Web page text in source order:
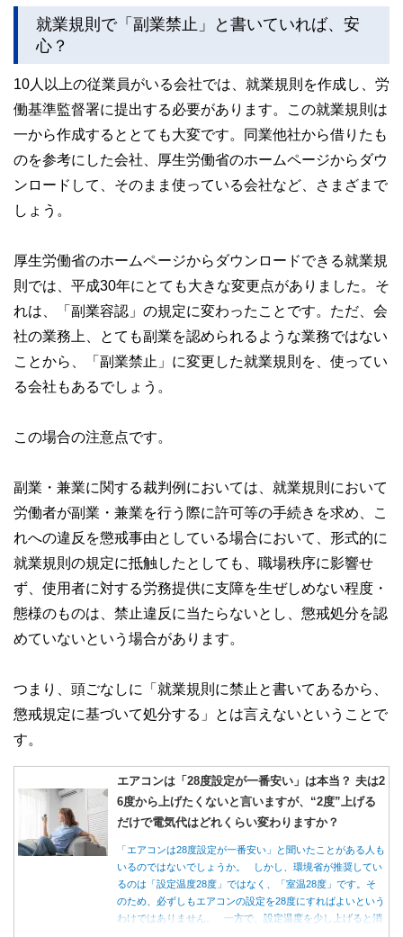
就業規則で「副業禁止」と書いていれば、安
心？
10人以上の従業員がいる会社では、就業規則を作成し、労
働基準監督署に提出する必要があります。この就業規則は
一から作成するととても大変です。同業他社から借りたも
のを参考にした会社、厚生労働省のホームページからダウ
ンロードして、そのまま使っている会社など、さまざまで
しょう。
厚生労働省のホームページからダウンロードできる就業規
則では、平成30年にとても大きな変更点がありました。そ
れは、「副業容認」の規定に変わったことです。ただ、会
社の業務上、とても副業を認められるような業務ではない
ことから、「副業禁止」に変更した就業規則を、使ってい
る会社もあるでしょう。
この場合の注意点です。
副業・兼業に関する裁判例においては、就業規則において
労働者が副業・兼業を行う際に許可等の手続きを求め、こ
れへの違反を懲戒事由としている場合において、形式的に
就業規則の規定に抵触したとしても、職場秩序に影響せ
ず、使用者に対する労務提供に支障を生ぜしめない程度・
態様のものは、禁止違反に当たらないとし、懲戒処分を認
めていないという場合があります。
つまり、頭ごなしに「就業規則に禁止と書いてあるから、
懲戒規定に基づいて処分する」とは言えないということで
す。
エアコンは「28度設定が一番安い」は本当？ 夫は2
6度から上げたくないと言いますが、“2度”上げる
だけで電気代はどれくらい変わりますか？
「エアコンは28度設定が一番安い」と聞いたことがある人も
いるのではないでしょうか。 しかし、環境省が推奨してい
るのは「設定温度28度」ではなく、「室温28度」です。そ
のため、必ずしもエアコンの設定を28度にすればよいという
わけではありません。 一方で、設定温度を少し上げると消